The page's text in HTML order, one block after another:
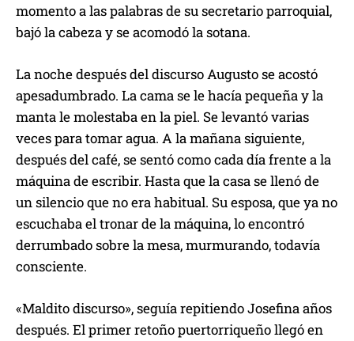
momentoa las palabras de su secretario parroquial,
bajó la cabeza y se acomodó la sotana.
La noche después deldiscurso Augusto se acostó
apesadumbrado. La cama se le hacía pequeñay la
manta lemolestaba en la piel. Se levantó varias
vecesparatomar agua. A la mañana siguiente,
después delcafé,se sentócomo cada díafrente a la
máquinadeescribir. Hasta quela casa se llenó de
un silencio que no era habitual. Su esposa, que ya no
escuchaba el tronar de la máquina,lo encontró
derrumbadosobre la mesa,murmurando,todavía
consciente.
«Malditodiscurso»,seguía repitiendoJosefinaaños
después. El primerretoño puertorriqueñollegó en